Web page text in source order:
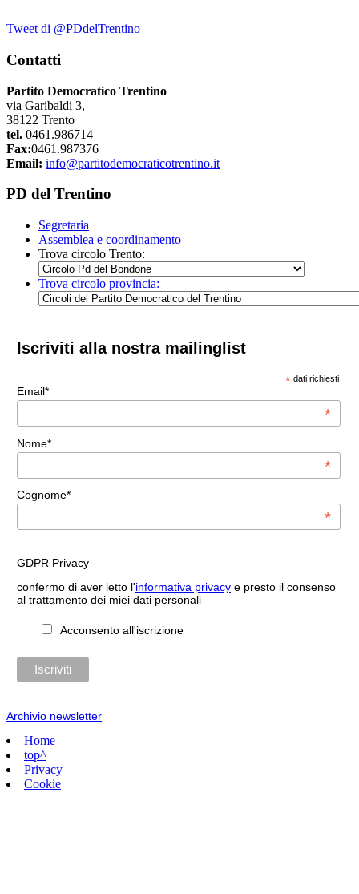
Tweet di @PDdelTrentino
Contatti
Partito Democratico Trentino
via Garibaldi 3,
38122 Trento
tel. 0461.986714
Fax:0461.987376
Email: info@partitodemocraticotrentino.it
PD del Trentino
Segretaria
Assemblea e coordinamento
Trova circolo Trento:
Trova circolo provincia:
Iscriviti alla nostra mailinglist
* dati richiesti
Email*
*
Nome*
*
Cognome*
*
GDPR Privacy
confermo di aver letto l'informativa privacye presto il consenso
al trattamento dei miei dati personali
Acconsento all'iscrizione
Archivio newsletter
Home
top^
Privacy
Cookie